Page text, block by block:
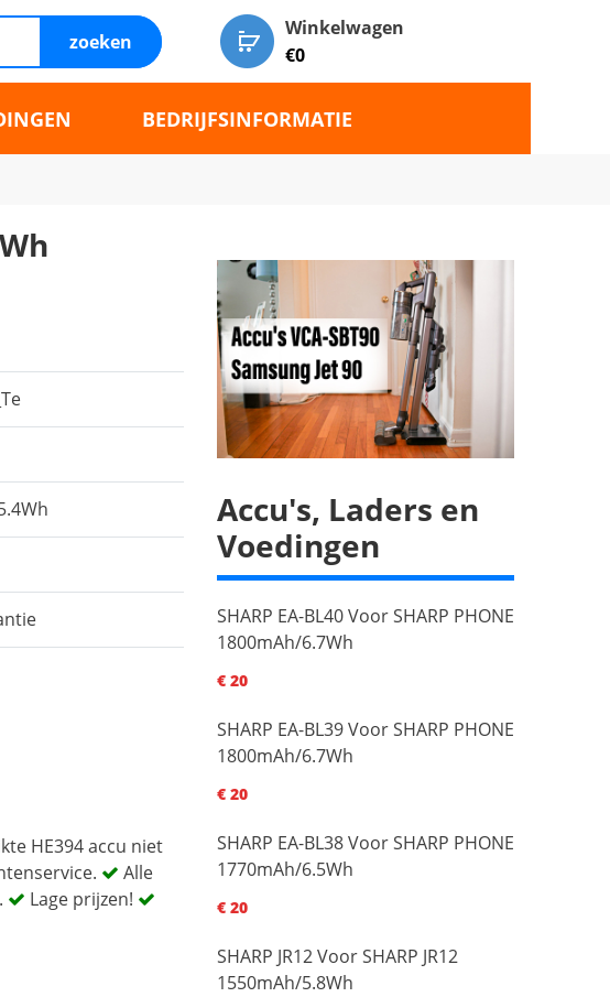
zoeken
Winkelwagen
€0
BEDRIJFSINFORMATIE
HE394 accu niet
Alle
Lage prijzen!
Accu's, Laders en
Voedingen
SHARP EA-BL40 Voor SHARP PHONE
1800mAh/6.7Wh
€ 20
SHARP EA-BL39 Voor SHARP PHONE
1800mAh/6.7Wh
€ 20
SHARP EA-BL38 Voor SHARP PHONE
1770mAh/6.5Wh
€ 20
SHARP JR12 Voor SHARP JR12
1550mAh/5.8Wh